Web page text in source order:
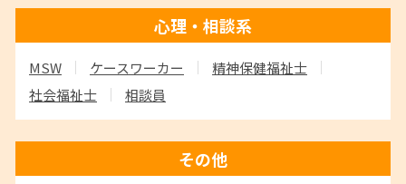
心理・相談系
MSW ケースワーカー
精神保健福祉士
社会福祉士
相談員
その他